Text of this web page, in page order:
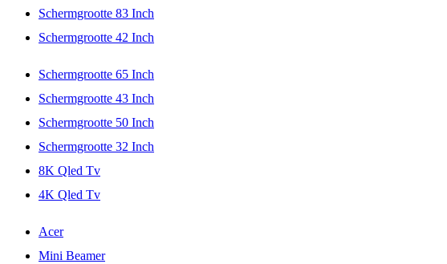
Schermgrootte 83 Inch
Schermgrootte 42 Inch
Schermgrootte 65 Inch
Schermgrootte 43 Inch
Schermgrootte 50 Inch
Schermgrootte 32 Inch
8K Qled Tv
4K Qled Tv
Acer
Mini Beamer